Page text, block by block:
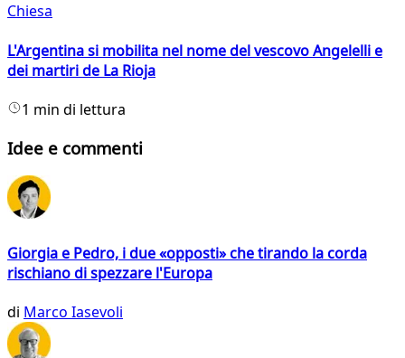
Chiesa
L'Argentina si mobilita nel nome del vescovo Angelelli e
dei martiri de La Rioja
1 min di lettura
Idee e commenti
Giorgia e Pedro, i due «opposti» che tirando la corda
rischiano di spezzare l'Europa
di Marco Iasevoli